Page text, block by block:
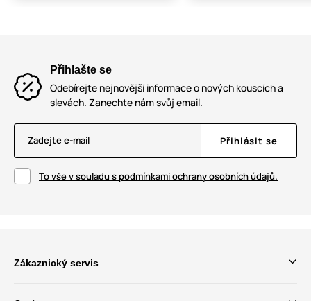
Přihlašte se
Odebírejte nejnovější informace o nových kouscích a
slevách. Zanechte nám svůj email.
Zadejte e-mail Přihlásit se
To vše v souladu s podmínkami ochrany osobních údajů.
Zákaznický servis